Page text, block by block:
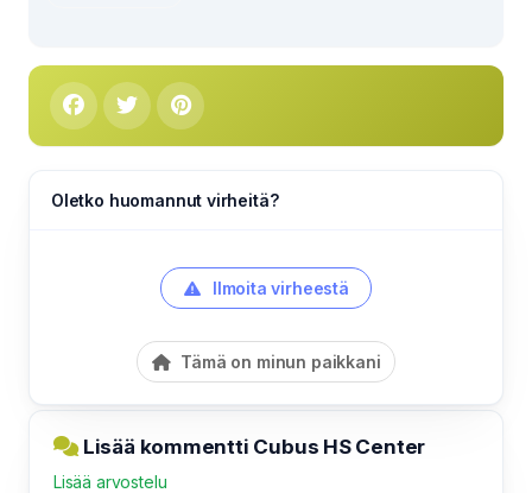
Oletko huomannut virheitä?
Ilmoita virheestä
Tämä on minun paikkani
Lisää kommentti Cubus HS Center
Lisää arvostelu